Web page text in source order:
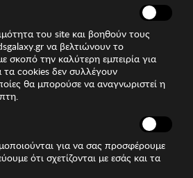
του site και βοηθούν τους
να βελτιώνουν το
σκοπό την καλύτερη εμπειρία για
τα cookies δεν συλλέγουν
θα μπορούσε να αναγνωριστεί η
για να σας προσφέρουμε
ότι σχετίζονται με εσάς και τα